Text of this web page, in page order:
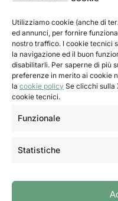
Utilizziamo cookie (anche di
ed annunci, per fornire
nostro traffico. I cookie tecnici
la navigazione ed il buon
disabilitarli. Per saperne di più
preferenze in merito ai cookie
la cookie policy Se clicchi sulla
cookie tecnici.
Funzionale
Statistiche
Prenota la tua videocall